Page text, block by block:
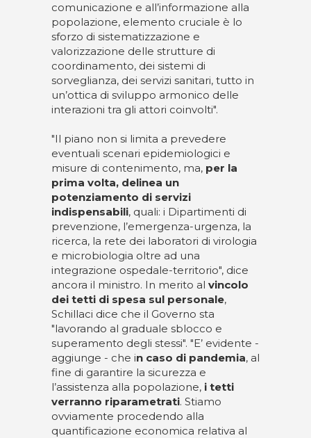
comunicazione e all’informazione alla
popolazione, elemento cruciale è lo
sforzo di sistematizzazione e
valorizzazione delle strutture di
coordinamento, dei sistemi di
sorveglianza, dei servizi sanitari, tutto in
un’ottica di sviluppo armonico delle
interazioni tra gli attori coinvolti".
"Il piano non si limita a prevedere
eventuali scenari epidemiologici e
misure di contenimento, ma, per la
prima volta, delinea un
potenziamento di servizi
indispensabili, quali: i Dipartimenti di
prevenzione, l’emergenza-urgenza, la
ricerca, la rete dei laboratori di virologia
e microbiologia oltre ad una
integrazione ospedale-territorio", dice
ancora il ministro. In merito al vincolo
dei tetti di spesa sul personale,
Schillaci dice che il Governo sta
"lavorando al graduale sblocco e
superamento degli stessi". "E’ evidente -
aggiunge - che in caso di pandemia, al
fine di garantire la sicurezza e
l’assistenza alla popolazione, i tetti
verranno riparametrati. Stiamo
ovviamente procedendo alla
quantificazione economica relativa al